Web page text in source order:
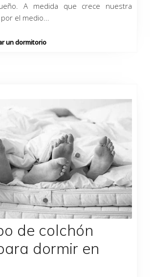
A medida que crece nuestra
el medio...
un dormitorio
de colchón
dormir en